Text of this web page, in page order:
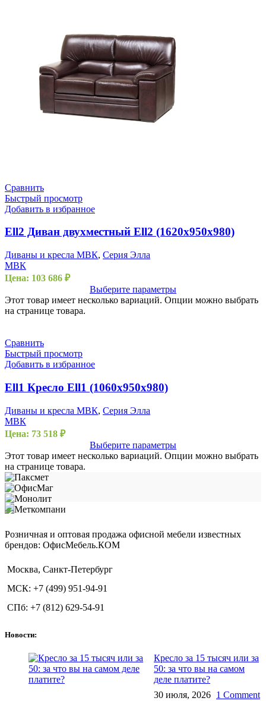
Сравнить
Быстрый просмотр
Добавить в избранное
Ell2 Диван двухместный Ell2 (1620х950х980)
Диваны и кресла МВК, Серия Элла
МВК
Цена: 103 686 ₽
Выберите параметры
Этот товар имеет несколько вариаций. Опции можно выбрать
на странице товара.
Сравнить
Быстрый просмотр
Добавить в избранное
Ell1 Кресло Ell1 (1060х950х980)
Диваны и кресла МВК, Серия Элла
МВК
Цена: 73 518 ₽
Выберите параметры
Этот товар имеет несколько вариаций. Опции можно выбрать
на странице товара.
Розничная и оптовая продажа офисной мебели известных
брендов: ОфисМебель.КОМ
Москва, Санкт-Петербург
МСК: +7 (499) 951-94-91
СПб: +7 (812) 629-54-91
Новости:
Кресло за 15 тысяч или за
50: за что вы на самом
деле платите?
30 июля, 2026 1 Comment